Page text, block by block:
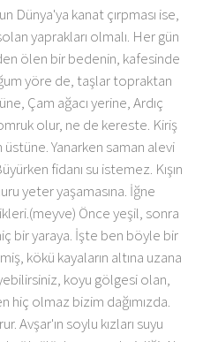
Dünya'ya kanat çırpması ise,
yaprakları olmalı. Her gün
ölen bir bedenin, kafesinde
yöre de, taşlar topraktan
Çam ağacı yerine, Ardıç
olur, ne de kereste. Kiriş
üstüne. Yanarken saman alevi
fidanı su istemez. Kışın
yeter yaşamasına. İğne
Önce yeşil, sonra
bir yaraya. İşte ben böyle bir
kökü kayaların altına uzana
koyu gölgesi olan,
hiç olmaz bizim dağımızda.
Avşar'ın soylu kızları suyu